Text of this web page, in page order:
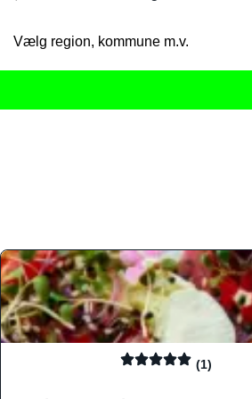
Vælg region, kommune m.v.
(1)